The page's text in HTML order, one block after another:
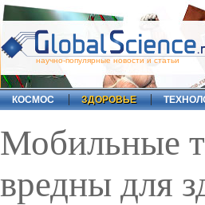
научно-популярные новости и статьи
КОСМОС ЗДОРОВЬЕ
Мобильные
вредны для